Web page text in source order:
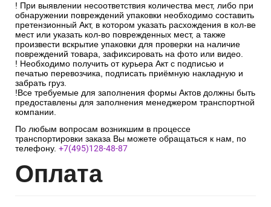
! При выявлении несоответствия количества мест, либо при
обнаружении повреждений упаковки необходимо составить
претензионный Акт, в котором указать расхождения в кол-ве
мест или указать кол-во поврежденных мест, а также
произвести вскрытие упаковки для проверки на наличие
повреждений товара, зафиксировать на фото или видео.
! Необходимо получить от курьера Акт с подписью и
печатью перевозчика, подписать приёмную накладную и
забрать груз.
!Все требуемые для заполнения формы Актов должны быть
предоставлены для заполнения менеджером транспортной
компании.
По любым вопросам возникшим в процессе
транспортировки заказа Вы можете обращаться к нам, по
телефону. +7(495)128-48-87
Оплата